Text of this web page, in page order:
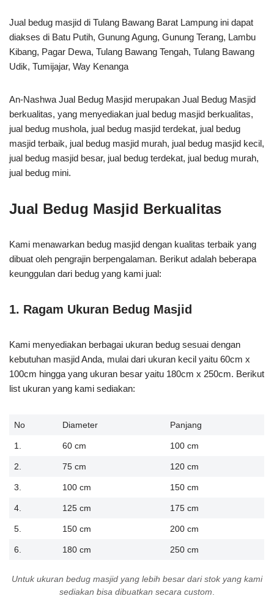
Jual bedug masjid di Tulang Bawang Barat Lampung ini dapat
diakses di Batu Putih, Gunung Agung, Gunung Terang, Lambu
Kibang, Pagar Dewa, Tulang Bawang Tengah, Tulang Bawang
Udik, Tumijajar, Way Kenanga
An-Nashwa Jual Bedug Masjid merupakan Jual Bedug Masjid
berkualitas, yang menyediakan jual bedug masjid berkualitas,
jual bedug mushola, jual bedug masjid terdekat, jual bedug
masjid terbaik, jual bedug masjid murah, jual bedug masjid kecil,
jual bedug masjid besar, jual bedug terdekat, jual bedug murah,
jual bedug mini.
Jual Bedug Masjid Berkualitas
Kami menawarkan bedug masjid dengan kualitas terbaik yang
dibuat oleh pengrajin berpengalaman. Berikut adalah beberapa
keunggulan dari bedug yang kami jual:
1. Ragam Ukuran Bedug Masjid
Kami menyediakan berbagai ukuran bedug sesuai dengan
kebutuhan masjid Anda, mulai dari ukuran kecil yaitu 60cm x
100cm hingga yang ukuran besar yaitu 180cm x 250cm. Berikut
list ukuran yang kami sediakan:
No Diameter Panjang
1. 60 cm 100 cm
2. 75 cm 120 cm
3. 100 cm 150 cm
4. 125 cm 175 cm
5. 150 cm 200 cm
6. 180 cm 250 cm
Untuk ukuran bedug masjid yang lebih besar dari stok yang kami
sediakan bisa dibuatkan secara custom.